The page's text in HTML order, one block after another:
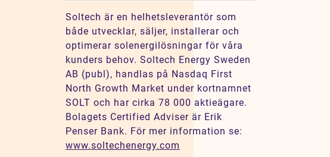
Soltech är en helhetsleverantör som
både utvecklar, säljer, installerar och
optimerar solenergilösningar för våra
kunders behov. Soltech Energy Sweden
AB (publ), handlas på Nasdaq First
North Growth Market under kortnamnet
SOLT och har cirka 78 000 aktieägare.
Bolagets Certified Adviser är Erik
Penser Bank. För mer information se:
www.soltechenergy.com